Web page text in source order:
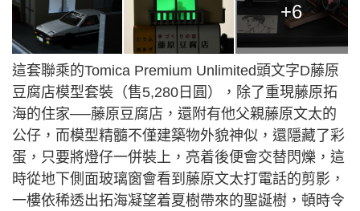
+6
這套聯乘的Tomica Premium Unlimited頭文字D藤原
豆腐店模型套裝（售5,280日圓），除了重現藤原拓
海的住家──藤原豆腐店，還附有他父親藤原文太的
公仔，而模型精髓不僅建築物外貌神似，還隱藏了彩
蛋，只要將燈仔一併裝上，亮着後便會交替閃爍，這
時從地下側面玻璃窗會看到藤原文太打電話的剪影，
一樓依稀透出拓海凝望着夏樹帶來的聖誕樹，頓時令